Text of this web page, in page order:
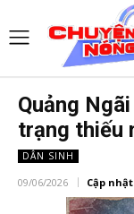
Quảng
trạng thiếu
DÂN SINH
09/06/2026 Cập